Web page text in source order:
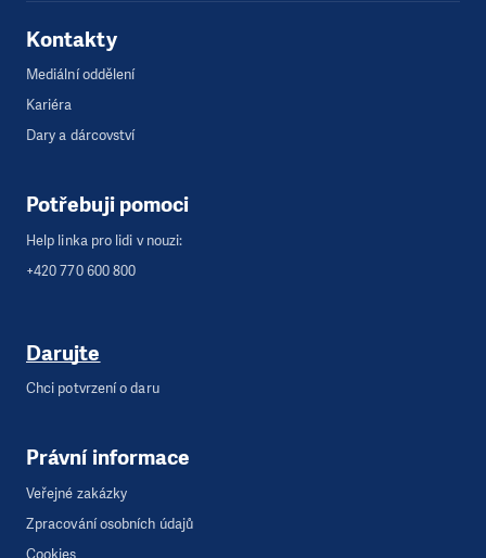
Kontakty
Mediální oddělení
Kariéra
Dary a dárcovství
Potřebuji pomoci
Help linka pro lidi v nouzi:
+420 770 600 800
Darujte
Chci potvrzení o daru
Právní informace
Veřejné zakázky
Zpracování osobních údajů
Cookies